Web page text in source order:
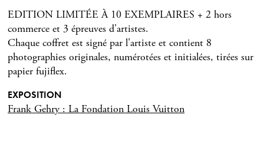
EDITION LIMITÉE À 10 EXEMPLAIRES + 2 hors
commerce et 3 épreuves d'artistes.
Chaque coffret est signé par l'artiste et contient 8
photographies originales, numérotées et initialées, tirées sur
papier fujiflex.
EXPOSITION
Frank Gehry : La Fondation Louis Vuitton